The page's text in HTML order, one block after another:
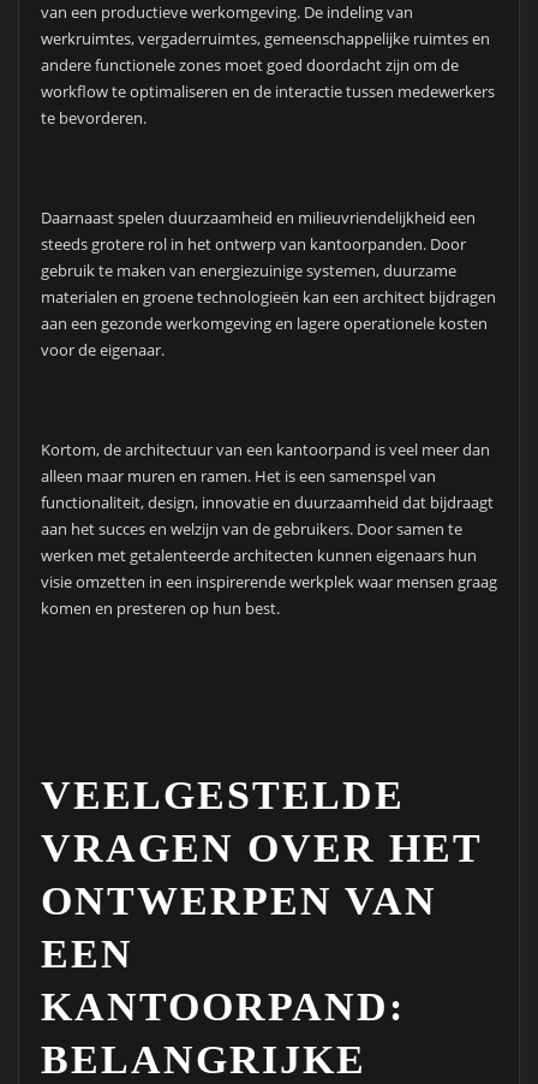
van een productieve werkomgeving. De indeling van
werkruimtes, vergaderruimtes, gemeenschappelijke ruimtes en
andere functionele zones moet goed doordacht zijn om de
workflow te optimaliseren en de interactie tussen medewerkers
te bevorderen.
Daarnaast spelen duurzaamheid en milieuvriendelijkheid een
steeds grotere rol in het ontwerp van kantoorpanden. Door
gebruik te maken van energiezuinige systemen, duurzame
materialen en groene technologieën kan een architect bijdragen
aan een gezonde werkomgeving en lagere operationele kosten
voor de eigenaar.
Kortom, de architectuur van een kantoorpand is veel meer dan
alleen maar muren en ramen. Het is een samenspel van
functionaliteit, design, innovatie en duurzaamheid dat bijdraagt
aan het succes en welzijn van de gebruikers. Door samen te
werken met getalenteerde architecten kunnen eigenaars hun
visie omzetten in een inspirerende werkplek waar mensen graag
komen en presteren op hun best.
VEELGESTELDE
VRAGEN OVER HET
ONTWERPEN VAN
EEN
KANTOORPAND:
BELANGRIJKE